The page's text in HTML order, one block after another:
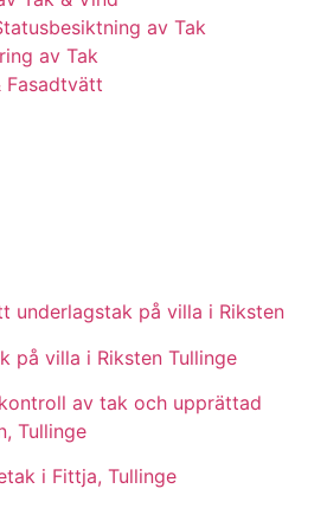
av Tak
av Tak
Fasadtvätt
underlagstak på villa i Riksten
på villa i Riksten Tullinge
av tak och upprättad
Tullinge
i Fittja, Tullinge